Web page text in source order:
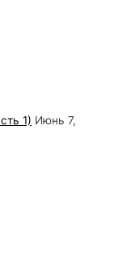
1) Июнь 7,